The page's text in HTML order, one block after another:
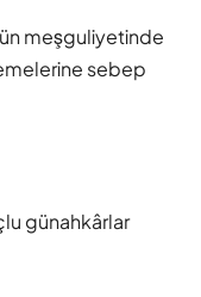
meşguliyetinde
sebep
günahkârlar